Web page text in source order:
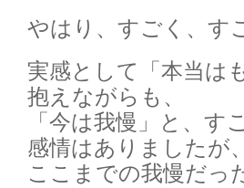
やはり、すごく、す
実感として「本当は
抱えながらも、
「今は我慢」と、
感情はありましたが、
ここまでの我慢だっ